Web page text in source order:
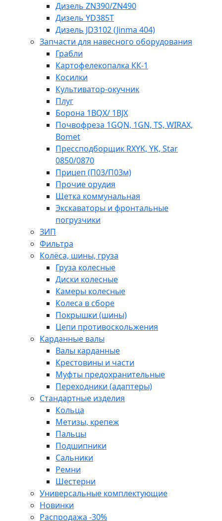
Дизель ZN390/ZN490
Дизель YD385T
Дизель JD3102 (Jinma 404)
Запчасти для навесного оборудования
Грабли
Картофелекопалка КК-1
Косилки
Культиватор-окучник
Плуг
Борона 1BQX/ 1BJX
Почвофреза 1GQN, 1GN, TS, WIRAX,
Bomet
Прессподборщик RXYK, YK, Star
0850/0870
Прицеп (П03/П03м)
Прочие орудия
Щетка коммунальная
Экскаваторы и фронтальные
погрузчики
ЗИП
Фильтра
Колёса, шины, груза
Груза колесные
Диски колесные
Камеры колесные
Колеса в сборе
Покрышки (шины)
Цепи противоскольжения
Карданные валы
Валы карданные
Крестовины и части
Муфты предохранительные
Переходники (адаптеры)
Стандартные изделия
Кольца
Метизы, крепеж
Пальцы
Подшипники
Сальники
Ремни
Шестерни
Универсальные комплектующие
Новинки
Распродажа -30%